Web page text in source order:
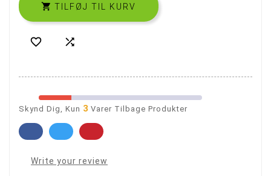
 TILFØJ TIL KURV
 
Skynd Dig, Kun 3 Varer Tilbage Produkter
Write your review